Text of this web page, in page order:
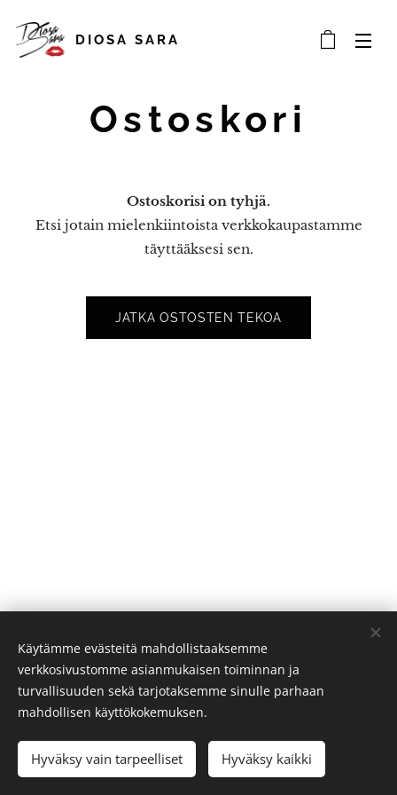
DIOSA SARA
Ostoskori
Ostoskorisi on tyhjä.
Etsi jotain mielenkiintoista verkkokaupastamme
täyttääksesi sen.
JATKA OSTOSTEN TEKOA
DIOSA SARA
Evästeet
Käytämme evästeitä mahdollistaaksemme
verkkosivustomme asianmukaisen toiminnan ja
turvallisuuden sekä tarjotaksemme sinulle parhaan
mahdollisen käyttökokemuksen.
Hyväksy vain tarpeelliset Hyväksy kaikki